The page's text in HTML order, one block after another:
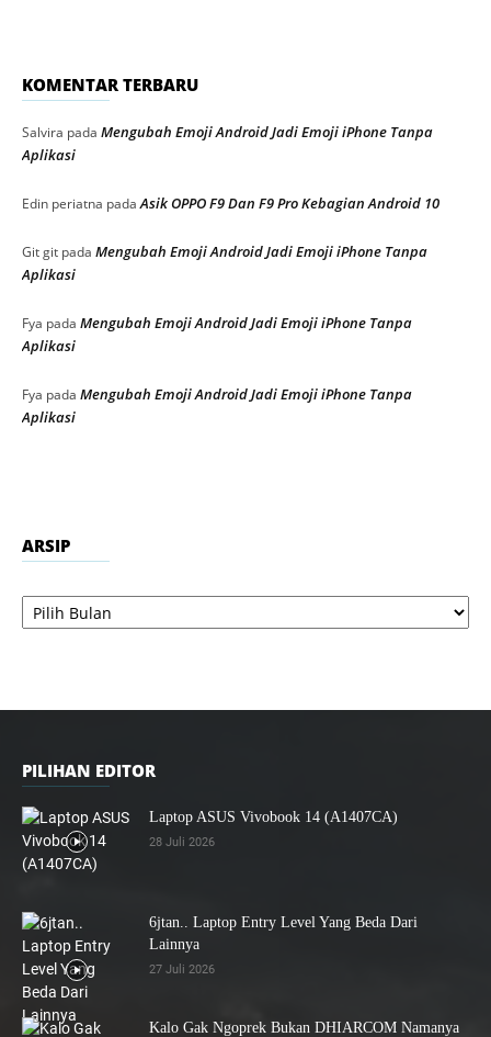
KOMENTAR TERBARU
Salvira pada Mengubah Emoji Android Jadi Emoji iPhone Tanpa
Aplikasi
Edin periatna padaAsik OPPO F9 Dan F9 Pro Kebagian Android 10
Git git pada Mengubah Emoji Android Jadi Emoji iPhone Tanpa
Aplikasi
Fya pada Mengubah Emoji Android Jadi Emoji iPhone Tanpa
Aplikasi
Fya pada Mengubah Emoji Android Jadi Emoji iPhone Tanpa
Aplikasi
ARSIP
Arsip
PILIHAN EDITOR
Laptop ASUS Vivobook 14 (A1407CA)
28 Juli 2026
6jtan.. Laptop Entry Level Yang Beda Dari
Lainnya
27 Juli 2026
Kalo Gak Ngoprek Bukan DHIARCOM Namanya